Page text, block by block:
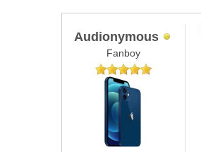
Audionymous
Fanboy